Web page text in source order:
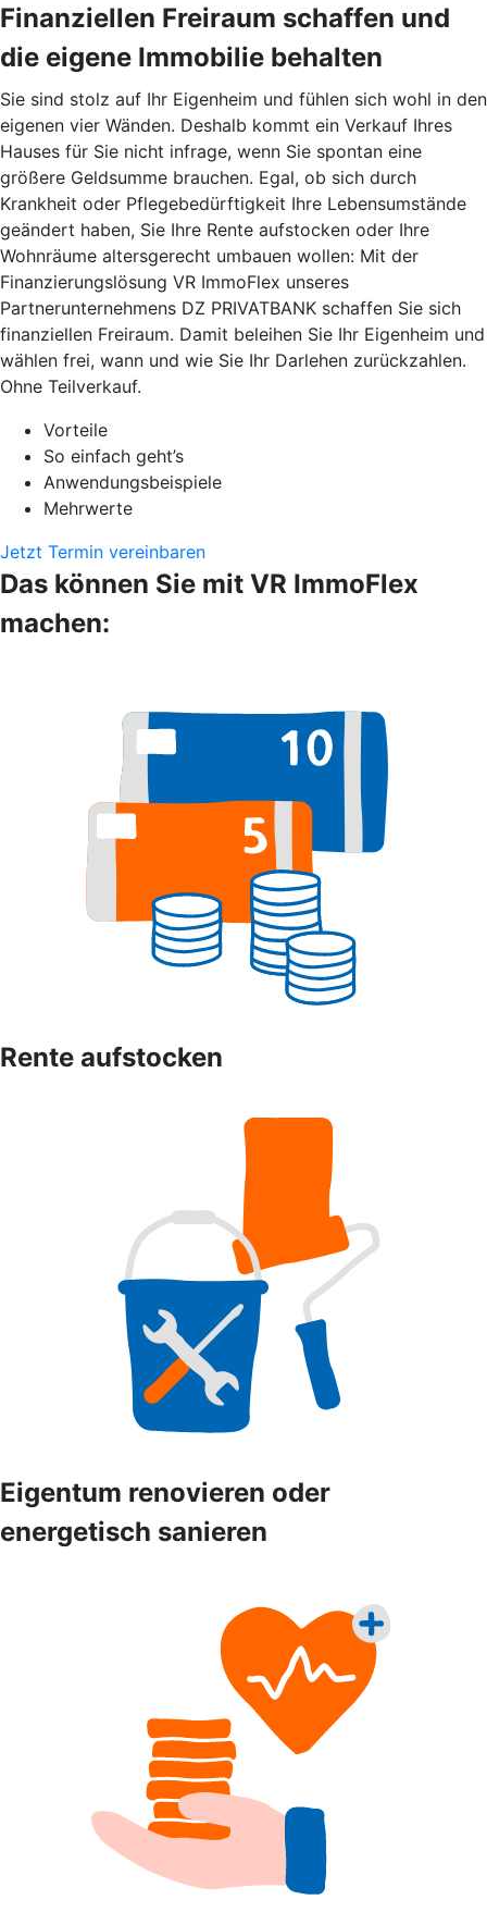
Finanziellen Freiraum schaffen und
die eigene Immobilie behalten
Sie sind stolz auf Ihr Eigenheim und fühlen sich wohl in den
eigenen vier Wänden. Deshalb kommt ein Verkauf Ihres
Hauses für Sie nicht infrage, wenn Sie spontan eine
größere Geldsumme brauchen. Egal, ob sich durch
Krankheit oder Pflegebedürftigkeit Ihre Lebensumstände
geändert haben, Sie Ihre Rente aufstocken oder Ihre
Wohnräume altersgerecht umbauen wollen: Mit der
Finanzierungslösung VR ImmoFlex unseres
Partnerunternehmens DZ PRIVATBANK schaffen Sie sich
finanziellen Freiraum. Damit beleihen Sie Ihr Eigenheim und
wählen frei, wann und wie Sie Ihr Darlehen zurückzahlen.
Ohne Teilverkauf.
Vorteile
So einfach geht’s
Anwendungsbeispiele
Mehrwerte
Jetzt Termin vereinbaren
Das können Sie mit VR ImmoFlex
machen:
Rente aufstocken
Eigentum renovieren oder
energetisch sanieren